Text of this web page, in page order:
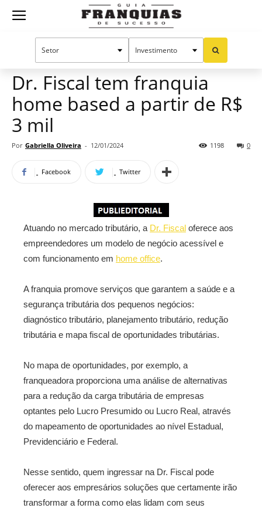
Guia
Mercado de franquias Publieditorial
Dr. Fiscal tem franquia
home based a partir de R$
3 mil
Por Gabriella Oliveira - 12/01/2024 0
1198
Facebook Twitter
Atuando no mercado tributário, a Dr. Fiscal oferece aos
empreendedores um modelo de negócio acessível e
com funcionamento em home office.
A franquia promove serviços que garantem a saúde e a
segurança tributária dos pequenos negócios:
diagnóstico tributário, planejamento tributário, redução
tributária e mapa fiscal de oportunidades tributárias.
No mapa de oportunidades, por exemplo, a
franqueadora proporciona uma análise de alternativas
para a redução da carga tributária de empresas
optantes pelo Lucro Presumido ou Lucro Real, através
do mapeamento de oportunidades ao nível Estadual,
Previdenciário e Federal.
Nesse sentido, quem ingressar na Dr. Fiscal pode
oferecer aos empresários soluções que certamente irão
transformar a forma como elas lidam com seus